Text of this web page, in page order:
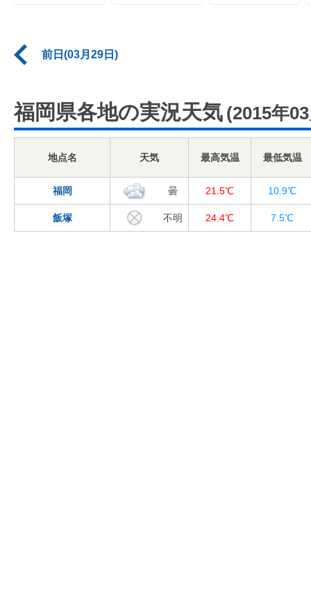
前日(03月29日)
福岡県各地の実況天気 (2015年
地点名 天気 最高気温 最低気温
福岡 曇 21.5℃ 10.9℃
飯塚 不明 24.4℃ 7.5℃